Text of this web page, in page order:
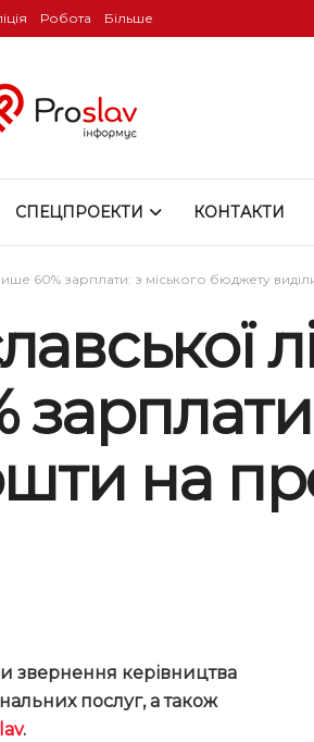
Робота Більше
СПЕЦПРОЕКТИ КОНТАКТИ
60% зарплати: з міського бюджету
на
звернення керівництва
послуг, а також
.